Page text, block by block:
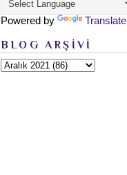
Powered by Translate
BLOG ARŞİVİ